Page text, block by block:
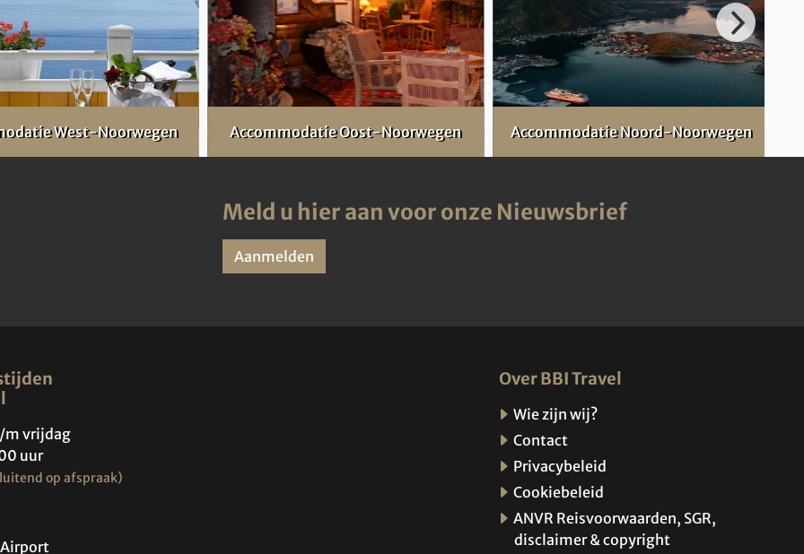
West-Noorwegen Accommodatie Oost-Noorwegen Accommodatie Noord-Noorwegen
Meld u hier aan voor onze Nieuwsbrief
Aanmelden
m vrijdag
uur
op afspraak)
Over BBI Travel
Wie zijn wij?
Contact
Privacybeleid
Cookiebeleid
ANVR Reisvoorwaarden, SGR,
disclaimer & copyright